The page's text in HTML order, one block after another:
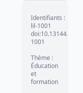
Identifiants :
lil-1001
doi:10.13144/lil-
1001
Thème :
Éducation
et
formation